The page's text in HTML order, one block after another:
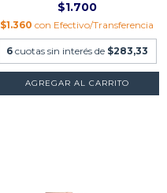
$1.700
$1.360 con Efectivo/Transferencia
6 cuotas sin interés de $283,33
AGREGAR AL CARRITO